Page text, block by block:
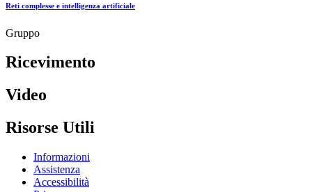
Reti complesse e intelligenza artificiale
Gruppo
Ricevimento
Video
Risorse Utili
Informazioni
Assistenza
Accessibilità